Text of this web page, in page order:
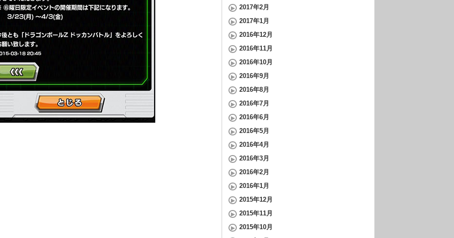
2017年2月
2017年1月
2016年12月
2016年11月
2016年10月
2016年9月
2016年8月
2016年7月
2016年6月
2016年5月
2016年4月
2016年3月
2016年2月
2016年1月
2015年12月
2015年11月
2015年10月